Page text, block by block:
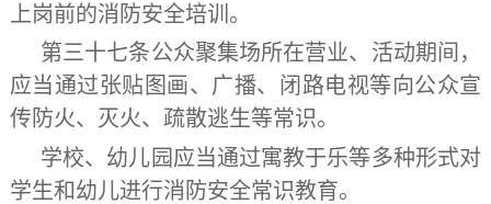
上岗前的消防安全培训。
第三十七条公众聚集场所在营业、活动期间，
应当通过张贴图画、广播、闭路电视等向公众宣
传防火、灭火、疏散逃生等常识。
学校、幼儿园应当通过寓教于乐等多种形式对
学生和幼儿进行消防安全常识教育。